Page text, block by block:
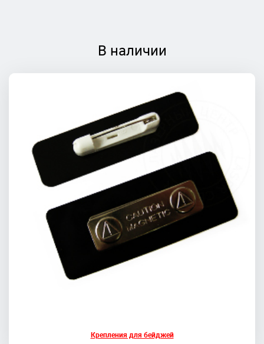
В наличии
Крепления для бейджей